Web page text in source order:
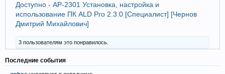
Доступно - AP-2301 Установка, настройка и
использование ПК ALD Pro 2.3.0 [Специалист] [Чернов
Дмитрий Михайлович]
3 пользователям это понравилось.
Последние события